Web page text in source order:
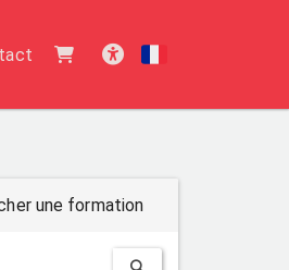
Français
une formation